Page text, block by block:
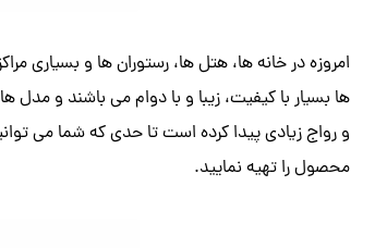
امروزه در خانه ها، هتل ها، رستوران ها و بسیاری
ها بسیار با کیفیت، زیبا و با دوام می باشند و مدل
و رواج زیادی پیدا کرده است تا حدی که شما می
محصول را تهیه نمایید.